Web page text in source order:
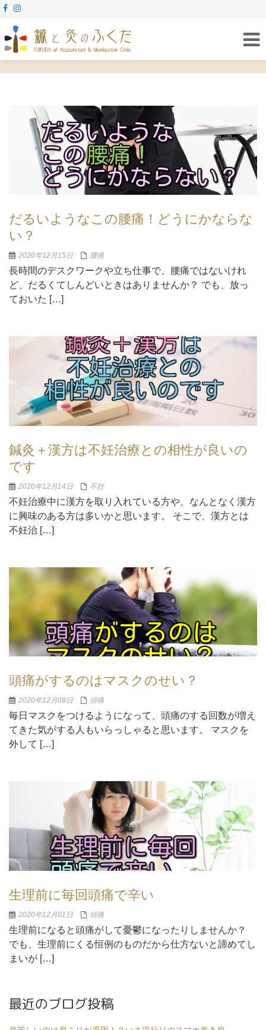
だるいようなこの腰痛！どうにかならな
い？
2020年12月15日 腰痛
長時間のデスクワークや立ち仕事で、腰痛ではないけれ
ど、だるくてしんどいときはありませんか？ でも、放っ
ておいた […]
鍼灸＋漢方は不妊治療との相性が良いの
です
2020年12月14日 不妊
不妊治療中に漢方を取り入れている方や、なんとなく漢方
に興味のある方は多いかと思います。 そこで、漢方とは
不妊治 […]
頭痛がするのはマスクのせい？
2020年12月08日 頭痛
毎日マスクをつけるようになって、頭痛のする回数が増え
てきた気がする人もいらっしゃると思います。 マスクを
外して […]
生理前に毎回頭痛で辛い
2020年12月01日 頭痛
生理前になると頭痛がして憂鬱になったりしませんか？
でも、生理前にくる恒例のものだから仕方ないと諦めてし
まいが […]
最近のブログ投稿